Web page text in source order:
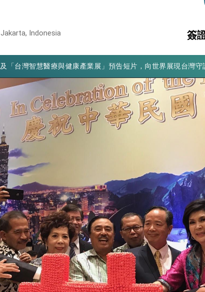
Indonesia 簽
簽
文
國
消
構
」，進一步深化台美交流合作
「台灣智慧醫療與健康產業展」預告短片，向世界展現台灣
向世界 盼與理念相近國家共同維護國際秩序
問
家邁出合作第一步
性突破 總統強調將以3大面向加速臺灣經濟轉型升級 籲請立
疊加 我輸美2072項產品豁免對等關稅
界 需要台灣，團結合作方能守護繁榮
外交部長林佳龍出席《台灣光華雜誌》50週年慶「見證蛻變，分享世界的光華」
臺美合作三大戰略方向 盼與民主夥伴共同引領 下一個世代的
印太安全局勢，籲深化台印尼半導體供應鏈合作